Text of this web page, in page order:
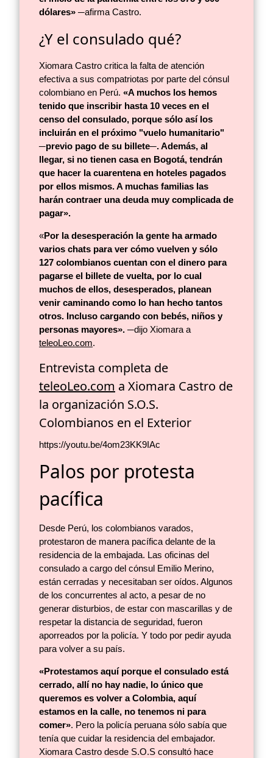
dólares» ─afirma Castro.
¿Y el consulado qué?
Xiomara Castro critica la falta de atención
efectiva a sus compatriotas por parte del cónsul
colombiano en Perú. «A muchos los hemos
tenido que inscribir hasta 10 veces en el
censo del consulado, porque sólo así los
incluirán en el próximo "vuelo humanitario"
─previo pago de su billete─. Además, al
llegar, si no tienen casa en Bogotá, tendrán
que hacer la cuarentena en hoteles pagados
por ellos mismos. A muchas familias las
harán contraer una deuda muy complicada de
pagar».
«Por la desesperación la gente ha armado
varios chats para ver cómo vuelven y sólo
127 colombianos cuentan con el dinero para
pagarse el billete de vuelta, por lo cual
muchos de ellos, desesperados, planean
venir caminando como lo han hecho tantos
otros. Incluso cargando con bebés, niños y
personas mayores». ─dijo Xiomara a
teleoLeo.com.
Entrevista completa de
teleoLeo.com a Xiomara Castro de
la organización S.O.S.
Colombianos en el Exterior
https://youtu.be/4om23KK9IAc
Palos por protesta
pacífica
Desde Perú, los colombianos varados,
protestaron de manera pacífica delante de la
residencia de la embajada. Las oficinas del
consulado a cargo del cónsul Emilio Merino,
están cerradas y necesitaban ser oídos. Algunos
de los concurrentes al acto, a pesar de no
generar disturbios, de estar con mascarillas y de
respetar la distancia de seguridad, fueron
aporreados por la policía. Y todo por pedir ayuda
para volver a su país.
«Protestamos aquí porque el consulado está
cerrado, allí no hay nadie, lo único que
queremos es volver a Colombia, aquí
estamos en la calle, no tenemos ni para
comer». Pero la policía peruana sólo sabía que
tenía que cuidar la residencia del embajador.
Xiomara Castro desde S.O.S consultó hace